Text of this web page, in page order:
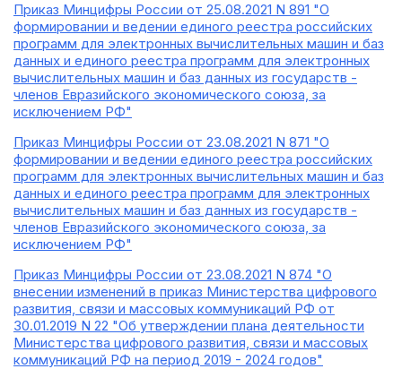
Приказ Минцифры России от 25.08.2021 N 891 "О
формировании и ведении единого реестра российских
программ для электронных вычислительных машин и баз
данных и единого реестра программ для электронных
вычислительных машин и баз данных из государств -
членов Евразийского экономического союза, за
исключением РФ"
Приказ Минцифры России от 23.08.2021 N 871 "О
формировании и ведении единого реестра российских
программ для электронных вычислительных машин и баз
данных и единого реестра программ для электронных
вычислительных машин и баз данных из государств -
членов Евразийского экономического союза, за
исключением РФ"
Приказ Минцифры России от 23.08.2021 N 874 "О
внесении изменений в приказ Министерства цифрового
развития, связи и массовых коммуникаций РФ от
30.01.2019 N 22 "Об утверждении плана деятельности
Министерства цифрового развития, связи и массовых
коммуникаций РФ на период 2019 - 2024 годов"